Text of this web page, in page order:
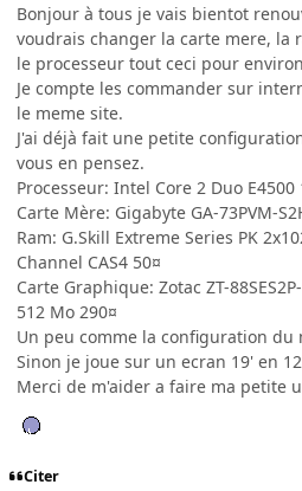
Bonjour à tous je vais bientot
voudrais changer la carte mere, la
le processeur tout ceci pour
Je compte les commander sur
le meme site.
J'ai déjà fait une petite
vous en pensez.
Processeur: Intel Core 2 Duo E4500
Carte Mère: Gigabyte GA-73PVM-
Ram: G.Skill Extreme Series PK
Channel CAS4 50¤
Carte Graphique: Zotac ZT-
512 Mo 290¤
Un peu comme la configuration du
Sinon je joue sur un ecran 19' en
Merci de m'aider a faire ma petite
Citer